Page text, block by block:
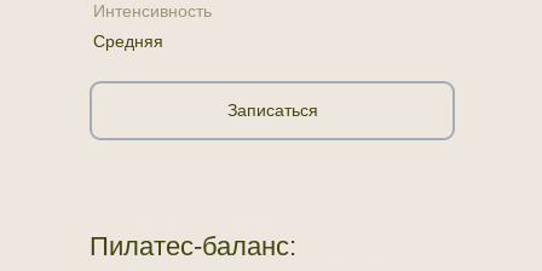
Записаться
Интенсивность
Средняя
Пилатес-баланс: